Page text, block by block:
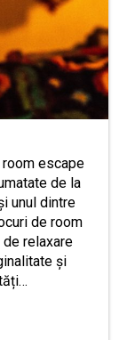
escape
de la
unul dintre
de room
de relaxare
și